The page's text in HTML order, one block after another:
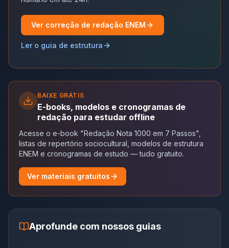
Ver correção de redação ENEM
Ler o guia de estrutura
BAIXE GRÁTIS
E-books, modelos e cronogramas de
redação para estudar offline
Acesse o e-book "Redação Nota 1000 em 7 Passos",
listas de repertório sociocultural, modelos de estrutura
ENEM e cronogramas de estudo — tudo gratuito.
Ver materiais gratuitos
Aprofunde com nossos guias